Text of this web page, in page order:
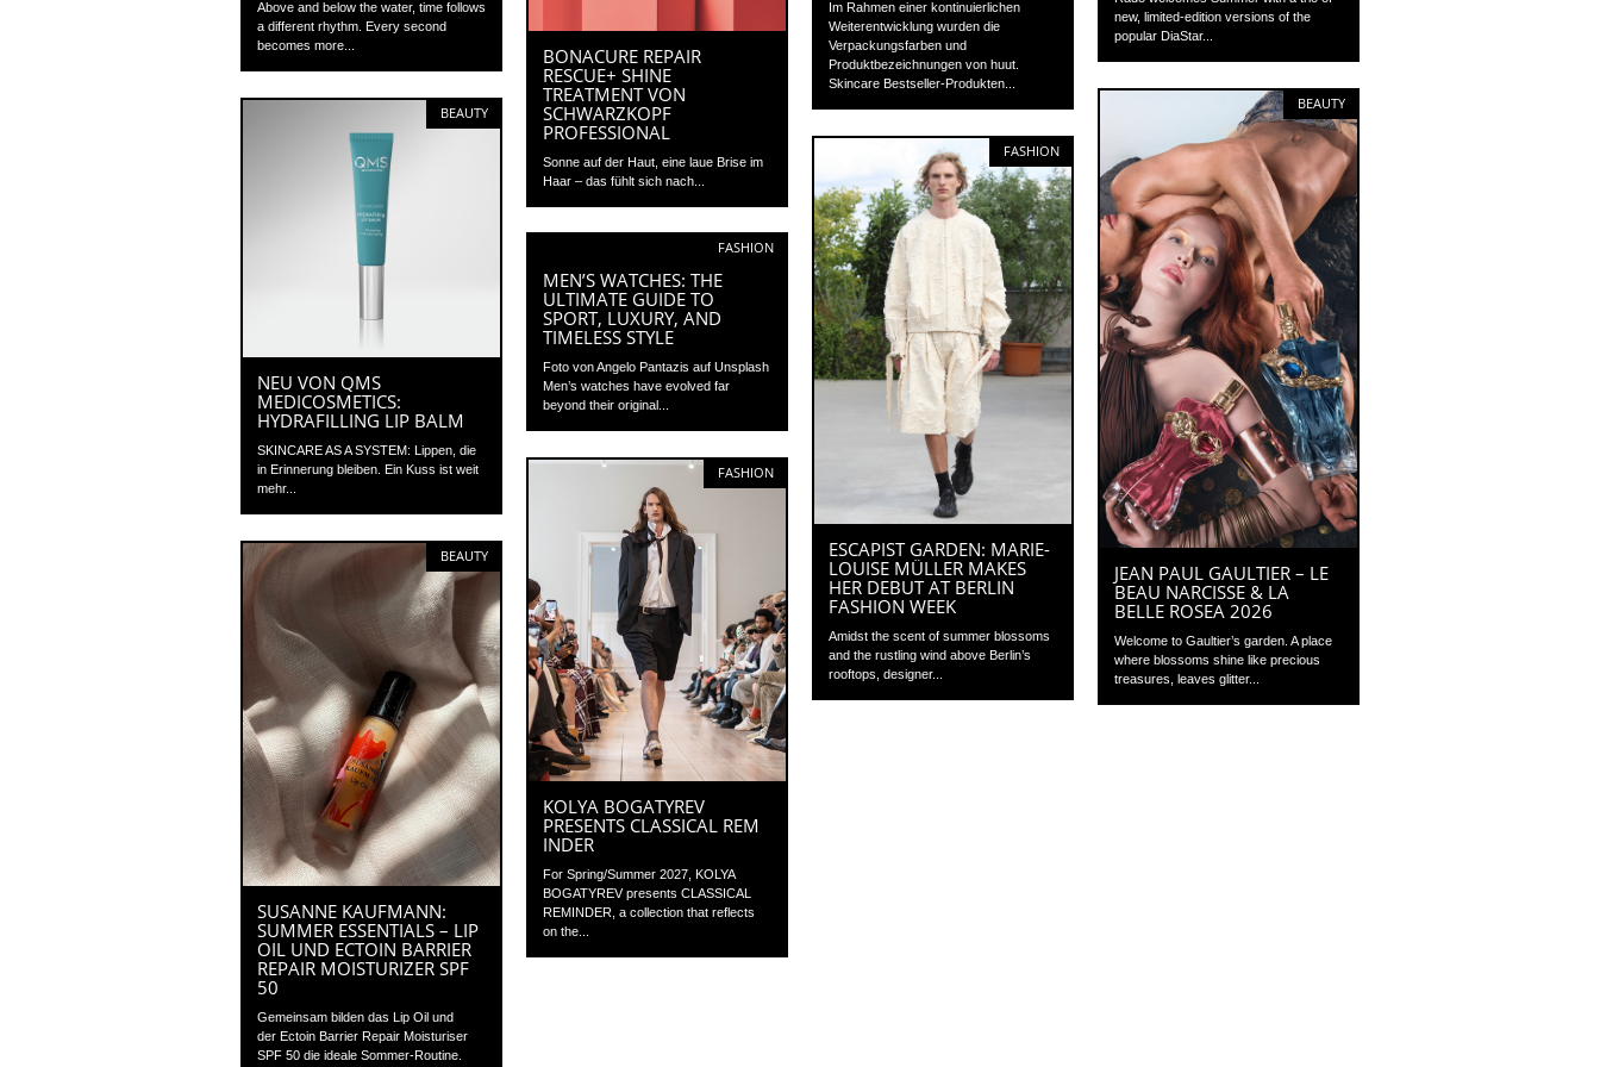
Above and below the water, time follows
a different rhythm. Every second
becomes more...
BONACURE REPAIR
RESCUE+ SHINE
TREATMENT VON
SCHWARZKOPF
PROFESSIONAL
Sonne auf der Haut, eine laue Brise im
Haar – das fühlt sich nach...
Im Rahmen einer kontinuierlichen
Weiterentwicklung wurden die
Verpackungsfarben und
Produktbezeichnungen von huut.
Skincare Bestseller-Produkten...
new, limited-edition versions of the
popular DiaStar...
BEAUTY
JEAN PAUL GAULTIER – LE
BEAU NARCISSE & LA
BELLE ROSEA 2026
Welcome to Gaultier’s garden. A place
where blossoms shine like precious
treasures, leaves glitter...
BEAUTY
NEU VON QMS
MEDICOSMETICS:
HYDRAFILLING LIP BALM
SKINCARE AS A SYSTEM: Lippen, die
in Erinnerung bleiben. Ein Kuss ist weit
mehr...
FASHION
ESCAPIST GARDEN: MARIE-
LOUISE MÜLLER MAKES
HER DEBUT AT BERLIN
FASHION WEEK
Amidst the scent of summer blossoms
and the rustling wind above Berlin’s
rooftops, designer...
FASHION
MEN’S WATCHES: THE
ULTIMATE GUIDE TO
SPORT, LUXURY, AND
TIMELESS STYLE
Foto von Angelo Pantazis auf Unsplash
Men’s watches have evolved far
beyond their original...
FASHION
KOLYA BOGATYREV
PRESENTS CLASSICAL REM
INDER
For Spring/Summer 2027, KOLYA
BOGATYREV presents CLASSICAL
REMINDER, a collection that reflects
on the...
BEAUTY
SUSANNE KAUFMANN:
SUMMER ESSENTIALS – LIP
OIL UND ECTOIN BARRIER
REPAIR MOISTURIZER SPF
50
Gemeinsam bilden das Lip Oil und
der Ectoin Barrier Repair Moisturiser
SPF 50 die ideale Sommer-Routine.